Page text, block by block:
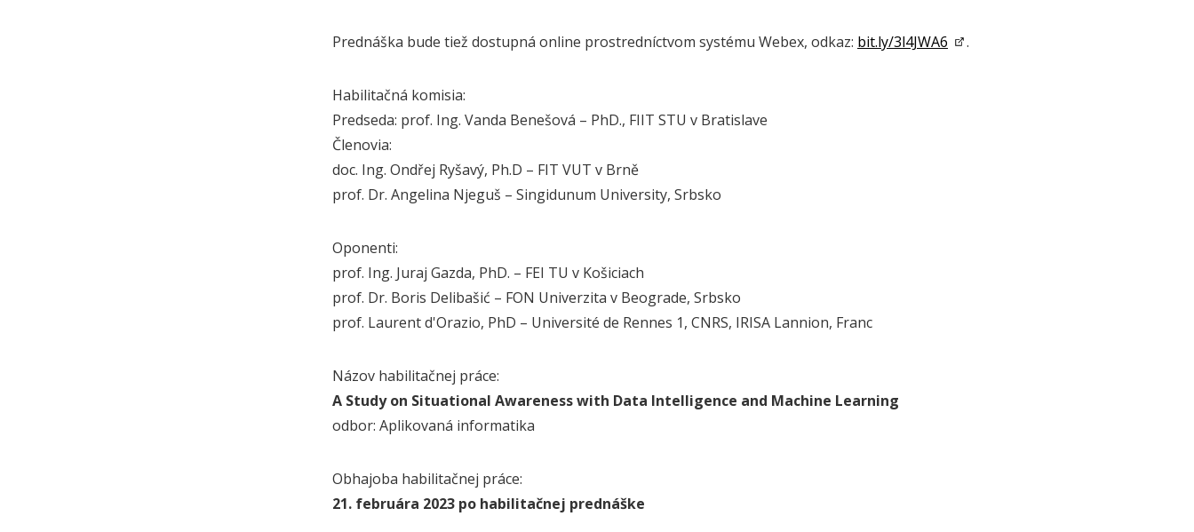
Prednáška bude tiež dostupná online prostredníctvom systému Webex, odkaz: bit.ly/3l4JWA6 .
Habilitačná komisia:
Predseda: prof. Ing. Vanda Benešová – PhD., FIIT STU v Bratislave
Členovia:
doc. Ing. Ondřej Ryšavý, Ph.D – FIT VUT v Brně
prof. Dr. Angelina Njeguš – Singidunum University, Srbsko
Oponenti:
prof. Ing. Juraj Gazda, PhD. – FEI TU v Košiciach
prof. Dr. Boris Delibašić – FON Univerzita v Beograde, Srbsko
prof. Laurent d'Orazio, PhD – Université de Rennes 1, CNRS, IRISA Lannion, Franc
Názov habilitačnej práce:
A Study on Situational Awareness with Data Intelligence and Machine Learning
odbor: Aplikovaná informatika
Obhajoba habilitačnej práce:
21. februára 2023 po habilitačnej prednáške